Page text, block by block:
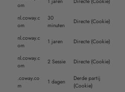
om
nl.coway.c
om
30
minuten
Directe (Cookie)
nl.coway.c
om
1 jaren Directe (Cookie)
nl.coway.c
om
2 Sessie Directe (Cookie)
.coway.co
m
1 dagen
Derde partij
(Cookie)